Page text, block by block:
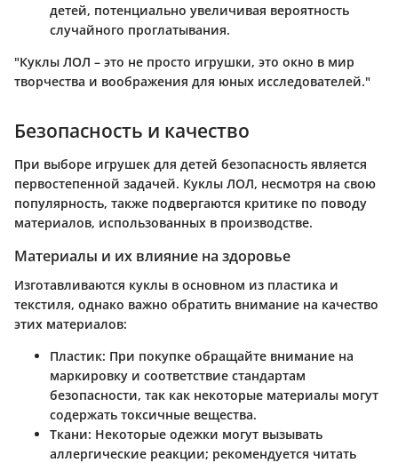
детей, потенциально увеличивая вероятность
случайного проглатывания.
"Куклы ЛОЛ – это не просто игрушки, это окно в мир
творчества и воображения для юных исследователей."
Безопасность и качество
При выборе игрушек для детей безопасность является
первостепенной задачей. Куклы ЛОЛ, несмотря на свою
популярность, также подвергаются критике по поводу
материалов, использованных в производстве.
Материалы и их влияние на здоровье
Изготавливаются куклы в основном из пластика и
текстиля, однако важно обратить внимание на качество
этих материалов:
Пластик: При покупке обращайте внимание на
маркировку и соответствие стандартам
безопасности, так как некоторые материалы могут
содержать токсичные вещества.
Ткани: Некоторые одежки могут вызывать
аллергические реакции; рекомендуется читать